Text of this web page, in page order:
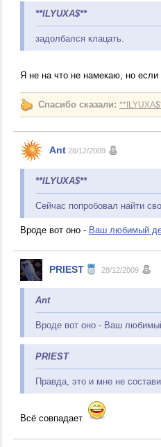
**ILYUXA$**
задолбался клацать.
Я не на что не намекаю, но
Спасибо сказали:
Ant 28/12/2009
**ILYUXA$**
Сейчас попробовал найти
Вроде вот оно - Ваш любимый
PRIEST 28/12/2009
Ant
Вроде вот оно - Ваш
PRIEST
Правда, это и мне не
Всё совпадает